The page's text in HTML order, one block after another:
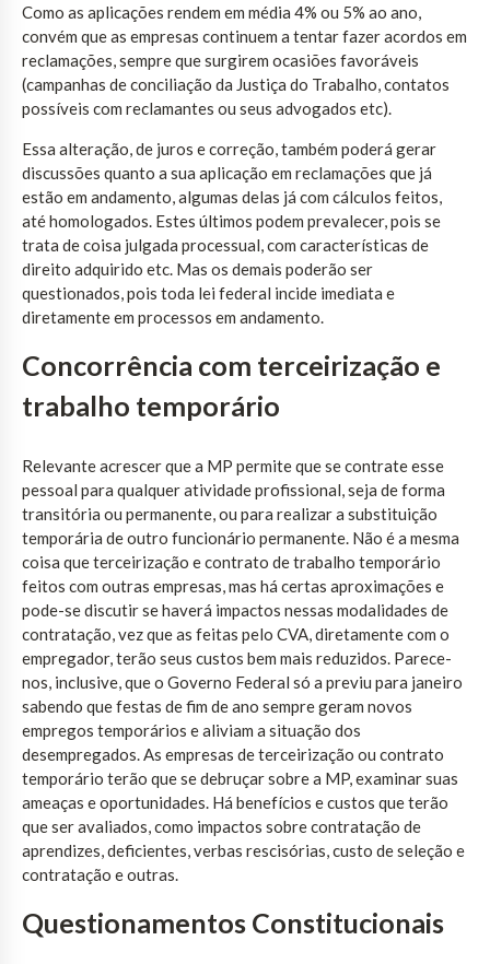
Como as aplicações rendem em média 4% ou 5% ao ano,
convém que as empresas continuem a tentar fazer acordos em
reclamações, sempre que surgirem ocasiões favoráveis
(campanhas de conciliação da Justiça do Trabalho, contatos
possíveis com reclamantes ou seus advogados etc).
Essa alteração, de juros e correção, também poderá gerar
discussões quanto a sua aplicação em reclamações que já
estão em andamento, algumas delas já com cálculos feitos,
até homologados. Estes últimos podem prevalecer, pois se
trata de coisa julgada processual, com características de
direito adquirido etc. Mas os demais poderão ser
questionados, pois toda lei federal incide imediata e
diretamente em processos em andamento.
Concorrência com terceirização e
trabalho temporário
Relevante acrescer que a MP permite que se contrate esse
pessoal para qualquer atividade profissional, seja de forma
transitória ou permanente, ou para realizar a substituição
temporária de outro funcionário permanente. Não é a mesma
coisa que terceirização e contrato de trabalho temporário
feitos com outras empresas, mas há certas aproximações e
pode-se discutir se haverá impactos nessas modalidades de
contratação, vez que as feitas pelo CVA, diretamente com o
empregador, terão seus custos bem mais reduzidos. Parece-
nos, inclusive, que o Governo Federal só a previu para janeiro
sabendo que festas de fim de ano sempre geram novos
empregos temporários e aliviam a situação dos
desempregados. As empresas de terceirização ou contrato
temporário terão que se debruçar sobre a MP, examinar suas
ameaças e oportunidades. Há benefícios e custos que terão
que ser avaliados, como impactos sobre contratação de
aprendizes, deficientes, verbas rescisórias, custo de seleção e
contratação e outras.
Questionamentos Constitucionais